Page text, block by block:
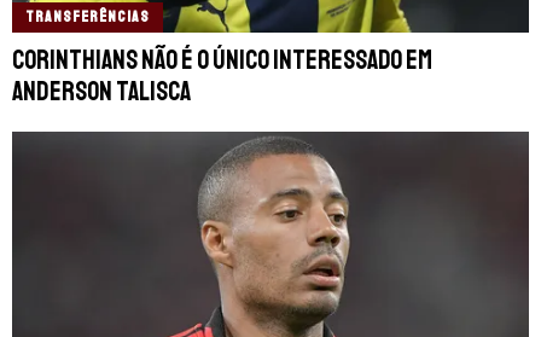
TRANSFERÊNCIAS
Corinthians não é o único interessado em
Anderson Talisca